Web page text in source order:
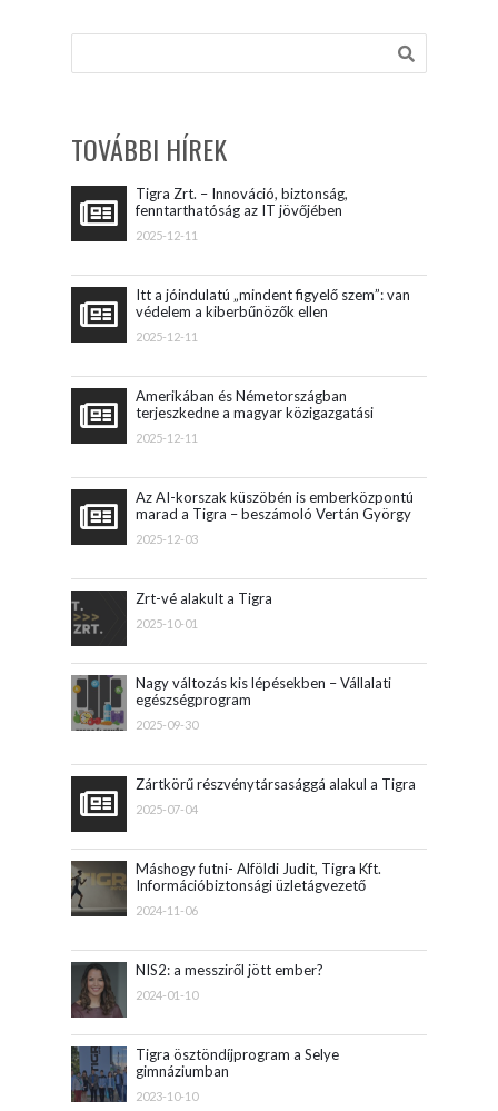
utcai
kollégium
diákjai
FŐSZPONZORA
TOVÁBBI HÍREK
Tigra Zrt. – Innováció, biztonság,
fenntarthatóság az IT jövőjében
2025-12-11
Itt a jóindulatú „mindent figyelő szem”: van
védelem a kiberbűnözők ellen
2025-12-11
Amerikában és Németországban
terjeszkedne a magyar közigazgatási
2025-12-11
Az AI-korszak küszöbén is emberközpontú
marad a Tigra – beszámoló Vertán György
2025-12-03
Zrt-vé alakult a Tigra
2025-10-01
Nagy változás kis lépésekben – Vállalati
egészségprogram
2025-09-30
Zártkörű részvénytársasággá alakul a Tigra
2025-07-04
Máshogy futni- Alföldi Judit, Tigra Kft.
Információbiztonsági üzletágvezető
2024-11-06
NIS2: a messziről jött ember?
2024-01-10
Tigra ösztöndíjprogram a Selye
gimnáziumban
2023-10-10